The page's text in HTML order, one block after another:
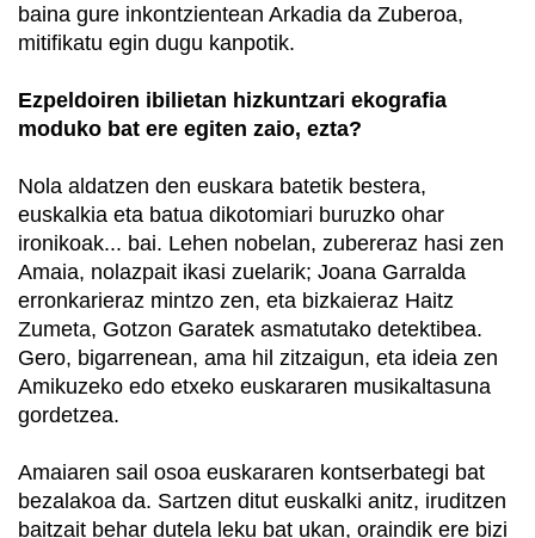
baina gure inkontzientean Arkadia da Zuberoa,
mitifikatu egin dugu kanpotik.
Ezpeldoiren ibilietan hizkuntzari ekografia
moduko bat ere egiten zaio, ezta?
Nola aldatzen den euskara batetik bestera,
euskalkia eta batua dikotomiari buruzko ohar
ironikoak... bai. Lehen nobelan, zubereraz hasi zen
Amaia, nolazpait ikasi zuelarik; Joana Garralda
erronkarieraz mintzo zen, eta bizkaieraz Haitz
Zumeta, Gotzon Garatek asmatutako detektibea.
Gero, bigarrenean, ama hil zitzaigun, eta ideia zen
Amikuzeko edo etxeko euskararen musikaltasuna
gordetzea.
Amaiaren sail osoa euskararen kontserbategi bat
bezalakoa da. Sartzen ditut euskalki anitz, iruditzen
baitzait behar dutela leku bat ukan, oraindik ere bizi